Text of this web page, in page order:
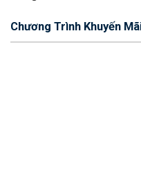
Chương Trình Khuyến